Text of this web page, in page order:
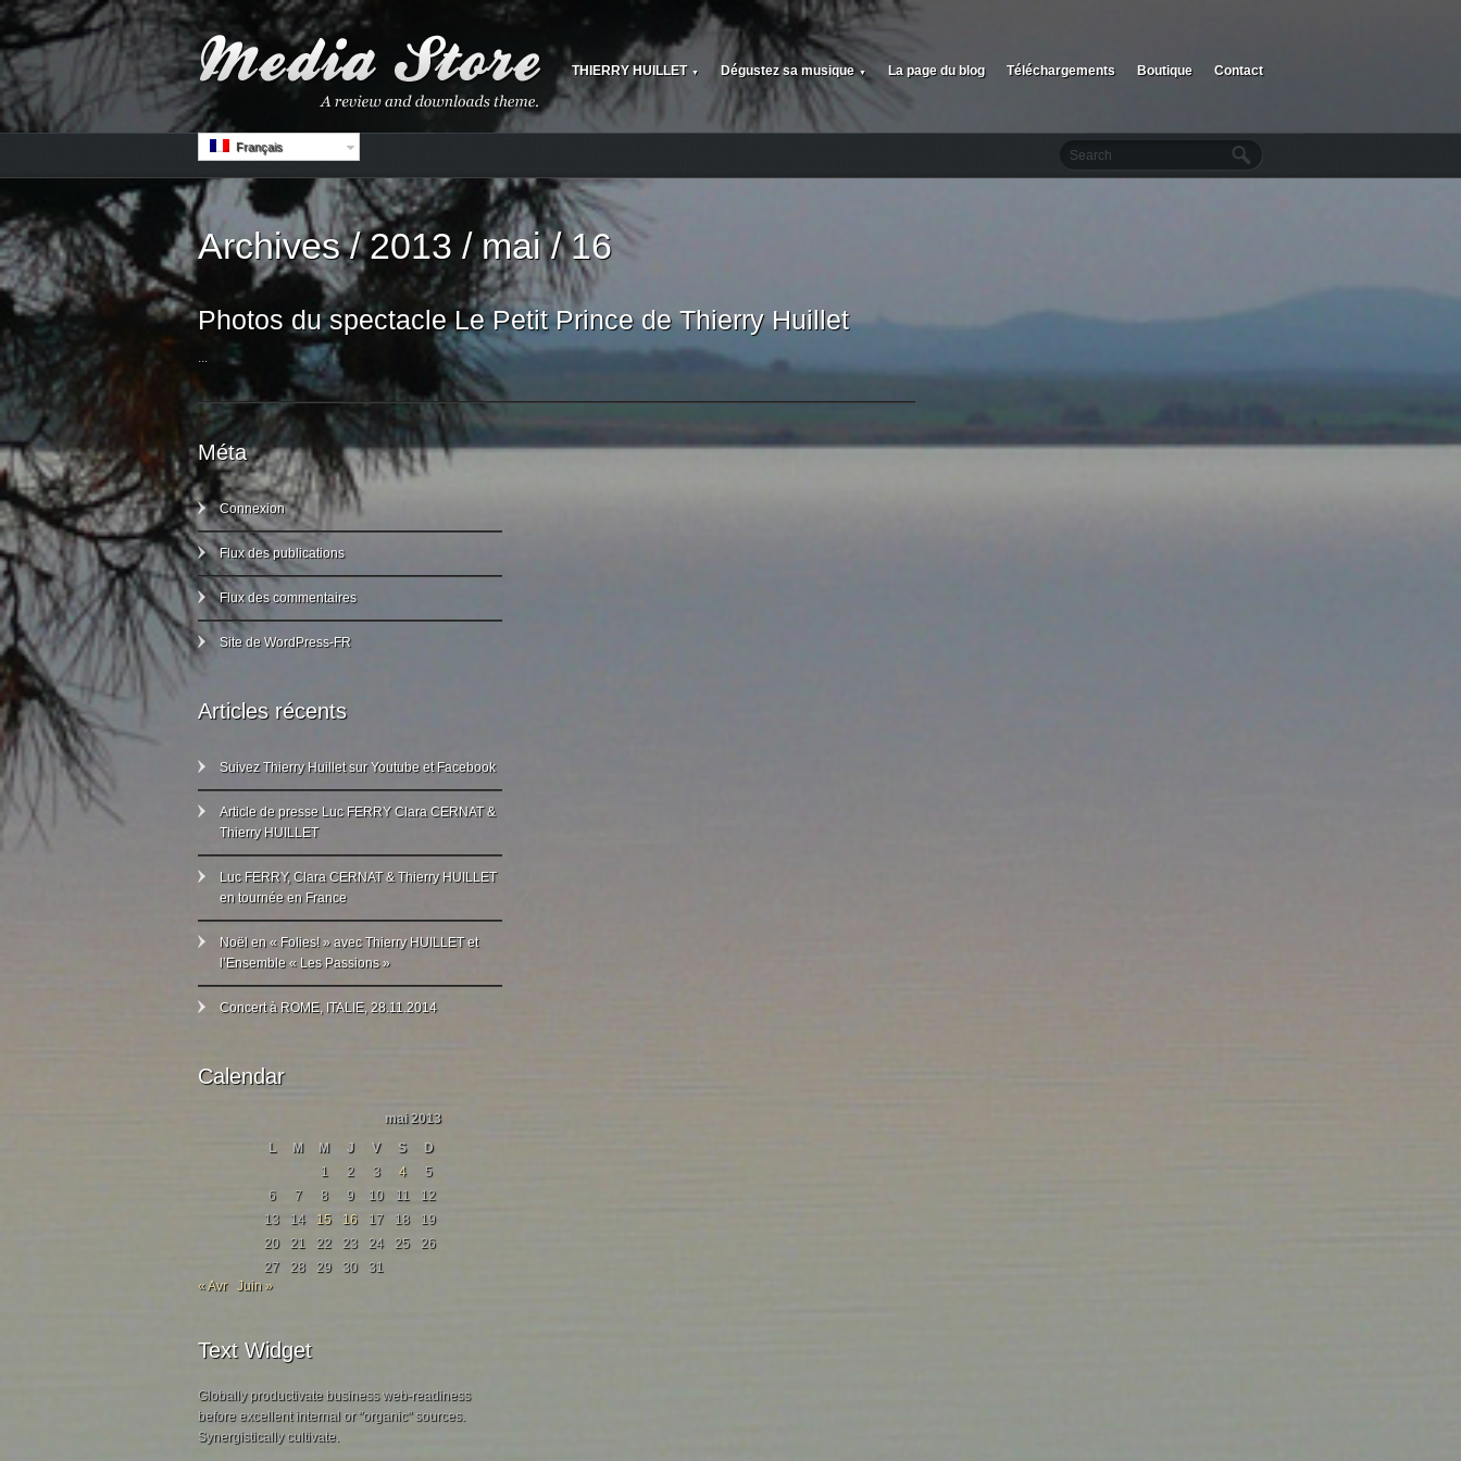
THIERRY HUILLET ▼ Dégustez sa musique ▼ La page du blog Téléchargements Boutique Contact
Français
Archives / 2013 / mai / 16
Photos du spectacle Le Petit Prince de Thierry Huillet
...
Méta
Connexion
Flux des publications
Flux des commentaires
Site de WordPress-FR
Articles récents
Suivez Thierry Huillet sur Youtube et Facebook
Article de presse Luc FERRY Clara CERNAT &
Thierry HUILLET
Luc FERRY, Clara CERNAT & Thierry HUILLET
en tournée en France
Noël en « Folies! » avec Thierry HUILLET et
l’Ensemble « Les Passions »
Concert à ROME, ITALIE, 28.11.2014
Calendar
mai 2013
L
M M J V S
D
1
2 3 4
5
6
7 8 9 10 11
12
13
14 15 16 17 18
19
20
21 22 23 24 25
26
27
28 29 30
31
« Avr
Juin »
Text Widget
Globally productivate business web-readiness
before excellent internal or "organic" sources.
Synergistically cultivate.